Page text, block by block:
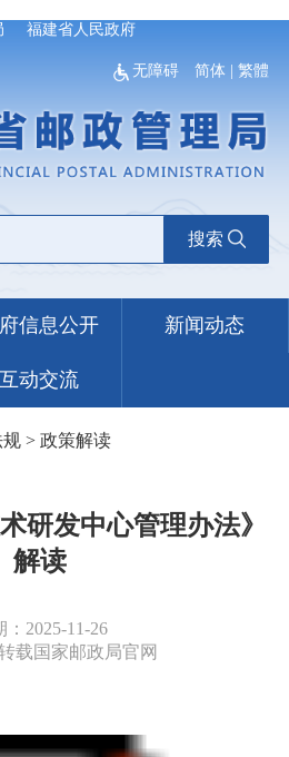
福建省人民政府
无障碍 简体 |繁體
搜索
信息公开 新闻动态
互动交流
规 > 政策解读
研发中心管理办法》
解读
：2025-11-26
载国家邮政局官网